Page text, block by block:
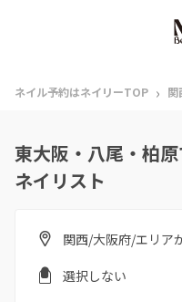
ネイル予約はネイリーTOP › 関
東大阪・八尾・柏
ネイリスト
関西/大阪府/エリア
選択しない